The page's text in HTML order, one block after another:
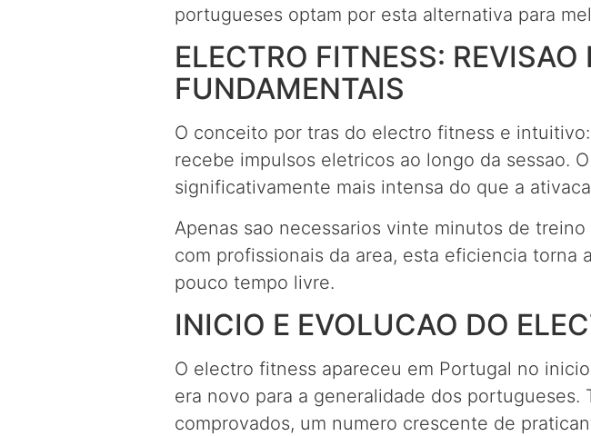
portugueses optam por esta alternativa para
ELECTRO FITNESS:
FUNDAMENTAIS
O conceito por tras do electro fitness e
recebe impulsos eletricos ao longo da sessao.
significativamente mais intensa do que a
Apenas sao necessarios vinte minutos de
com profissionais da area, esta eficiencia torna
pouco tempo livre.
INICIO E EVOLUCAO DO
O electro fitness apareceu em Portugal no
era novo para a generalidade dos
comprovados, um numero crescente de